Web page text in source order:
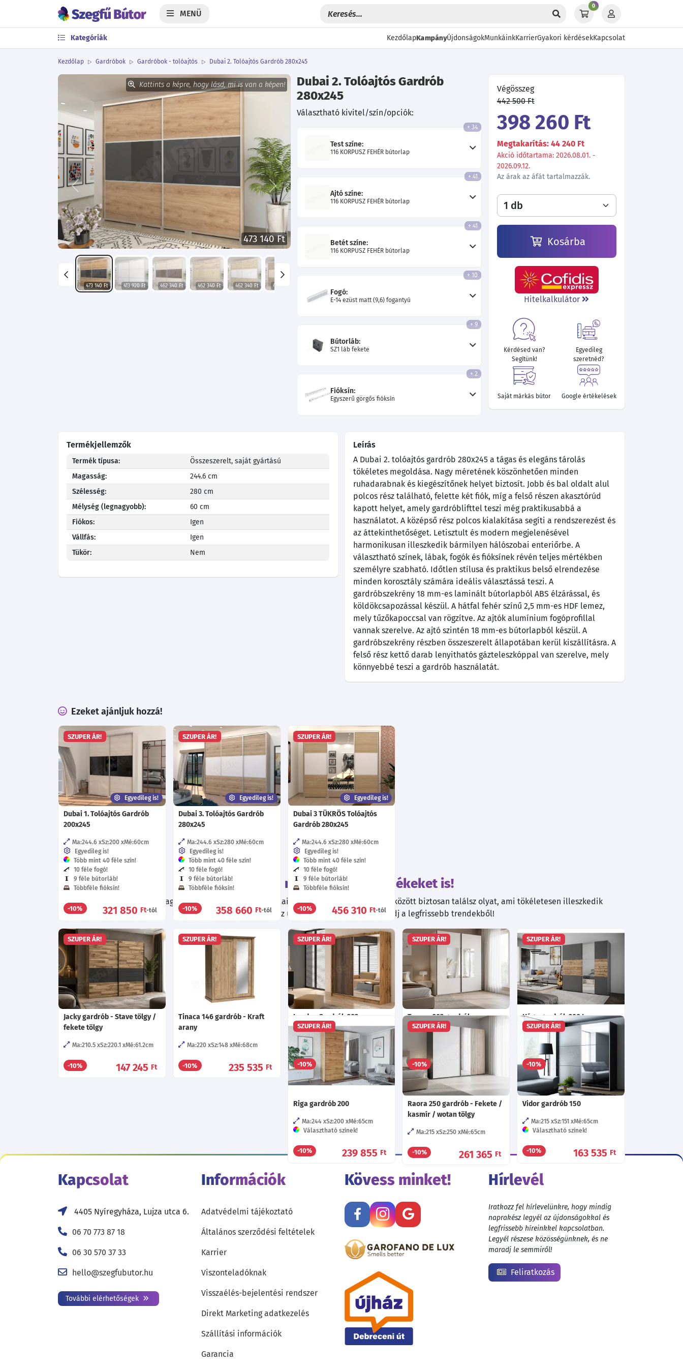
MENÜ
0
Kategóriák KezdőlapKampányÚjdonságokMunkáinkKarrierGyakori kérdésekKapcsolat
Kezdőlap Gardróbok Gardróbok - tolóajtós Dubai 2. Tolóajtós Gardrób 280x245
Kattints a képre, hogy lásd, mi is van a képen!
473 140 Ft
Előző Következő
473 140 Ft 413 920 Ft 462 340 Ft 462 340 Ft 462 340 Ft 462 340 Ft 480 070 Ft 472 330 Ft
Dubai 2. Tolóajtós Gardrób
280x245
Választható kivitel/szín/opciók:
Test színe:
116 KORPUSZ FEHÉR bútorlap
+ 34
Ajtó színe:
116 KORPUSZ FEHÉR bútorlap
+ 41
Betét színe:
116 KORPUSZ FEHÉR bútorlap
+ 41
Fogó:
E-14 ezüst matt (9,6) fogantyú
+ 10
Bútorláb:
SZ1 láb fekete
+ 9
Fióksín:
Egyszerű görgős fióksín
+ 2
Végösszeg
442 500 Ft
398 260 Ft
Megtakarítás: 44 240 Ft
Akció időtartama: 2026.08.01. -
2026.09.12.
Az árak az áfát tartalmazzák.
Kosárba
Hitelkalkulátor
Kérdésed van?
Segítünk!
Egyedileg
szeretnéd?
Saját márkás bútor Google értékelések
Termékjellemzők
Termék típusa:
Összeszerelt, saját gyártású
Magasság:
244.6 cm
Szélesség:
280 cm
Mélység (legnagyobb):
60 cm
Fiókos:
Igen
Vállfás:
Igen
Tükör:
Nem
Leírás
A Dubai 2. tolóajtós gardrób 280x245 a tágas és elegáns tárolás
tökéletes megoldása. Nagy méretének köszönhetően minden
ruhadarabnak és kiegészítőnek helyet biztosít. Jobb és bal oldalt alul
polcos rész található, felette két fiók, míg a felső részen akasztórúd
kapott helyet, amely gardróblifttel teszi még praktikusabbá a
használatot. A középső rész polcos kialakítása segíti a rendszerezést és
az áttekinthetőséget. Letisztult és modern megjelenésével
harmonikusan illeszkedik bármilyen hálószobai enteriőrbe. A
választható színek, lábak, fogók és fióksínek révén teljes mértékben
személyre szabható. Időtlen stílusa és praktikus belső elrendezése
minden korosztály számára ideális választássá teszi. A
gardróbszekrény 18 mm-es laminált bútorlapból ABS élzárással, és
köldökcsapozással készül. A hátfal fehér színű 2,5 mm-es HDF lemez,
mely tűzőkapoccsal van rögzítve. Az ajtók alumínium fogóprofillal
vannak szerelve. Az ajtó szintén 18 mm-es bútorlapból készül. A
gardróbszekrény részben összeszerelt állapotában kerül kiszállításra. A
felső rész kettő darab lenyithatós gázteleszkóppal van szerelve, mely
könnyebbé teszi a gardrób használatát.
Ezeket ajánljuk hozzá!
SZUPER ÁR!
Egyedileg is!
Dubai 1. Tolóajtós Gardrób
200x245
Ma:244.6 Sz:200 Mé:60cm
Egyedileg is!
Több mint 40 féle szín!
10 féle fogó!
9 féle bútorláb!
Többféle fióksín!
-10% 321 850 Ft-tól
SZUPER ÁR!
Egyedileg is!
Dubai 3. Tolóajtós Gardrób
280x245
Ma:244.6 Sz:280 Mé:60cm
Egyedileg is!
Több mint 40 féle szín!
10 féle fogó!
9 féle bútorláb!
Többféle fióksín!
-10% 358 660 Ft-tól
SZUPER ÁR!
Egyedileg is!
Dubai 3 TÜKRÖS Tolóajtós
Gardrób 280x245
Ma:244.6 Sz:280 Mé:60cm
Egyedileg is!
Több mint 40 féle szín!
10 féle fogó!
9 féle bútorláb!
Többféle fióksín!
-10% 456 310 Ft-tól
Tekintsd meg ezeket a termékeket is!
Böngészés közben ne hagyd ki a további kiváló ajánlatainkat! Válogatott termékeink között biztosan találsz olyat, ami tökéletesen illeszkedik
otthonodba. Fedezd fel az új lehetőségeket és inspirálódj a legfrissebb trendekből!
SZUPER ÁR!
Jacky gardrób - Stave tölgy /
fekete tölgy
Ma:210.5 Sz:220.1 Mé:61.2cm
-10% 147 245 Ft
SZUPER ÁR!
Tinaca 146 gardrób - Kraft
arany
Ma:220 Sz:148 Mé:68cm
-10% 235 535 Ft
SZUPER ÁR!
London Gardrób 203
Ma:215 Sz:203 Mé:60cm
Választható szín vagy tükör!
-10% 213 035 Ft-tól
SZUPER ÁR!
Tonson 203 gardrób
Mé:65
cm
-10% 185 045
SZUPER ÁR!
Hága gardrób 200 Lux
Ma:215 Mé:65cm
Választható színek!
-10% 193 415
SZUPER ÁR!
Riga gardrób 200
Ma:244 Sz:200 Mé:65cm
Választható színek!
-10% 239 855 Ft
SZUPER ÁR!
Raora 250 gardrób - Fekete /
kasmír / wotan tölgy
Ma:215 Sz:250 Mé:65cm
-10% 261 365 Ft
SZUPER ÁR!
Vidor gardrób 150
Ma:215 Sz:151 Mé:65cm
Választható színek!
-10% 163 535 Ft
Kapcsolat
4405 Nyíregyháza, Lujza utca 6.
06 70 773 87 18
06 30 570 37 33
hello@szegfubutor.hu
További elérhetőségek
Információk
Adatvédelmi tájékoztató
Általános szerződési feltételek
Karrier
Viszonteladóknak
Visszaélés-bejelentési rendszer
Direkt Marketing adatkezelés
Szállítási információk
Garancia
Kövess minket! Hírlevél
Iratkozz fel hírlevelünkre, hogy mindig
naprakész legyél az újdonságokkal és
legfrissebb híreinkkel kapcsolatban.
Legyél részese közösségünknek, és ne
maradj le semmiről!
Feliratkozás